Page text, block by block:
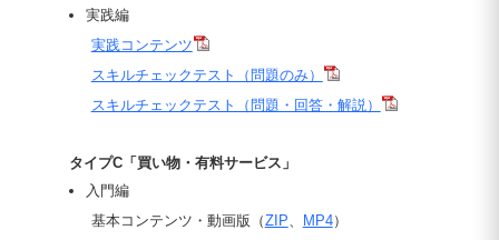
実践編
実践コンテンツ
スキルチェックテスト（問題のみ）
スキルチェックテスト（問題・回答・解説）
タイプC「買い物・有料サービス」
入門編
基本コンテンツ・動画版（ZIP、 MP4）